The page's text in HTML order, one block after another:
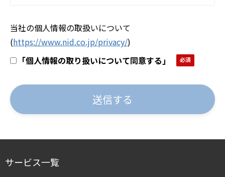
当社の個人情報の取扱いについて
(https://www.nid.co.jp/privacy/)
｢個人情報の取り扱いについて同意する｣
サービス一覧